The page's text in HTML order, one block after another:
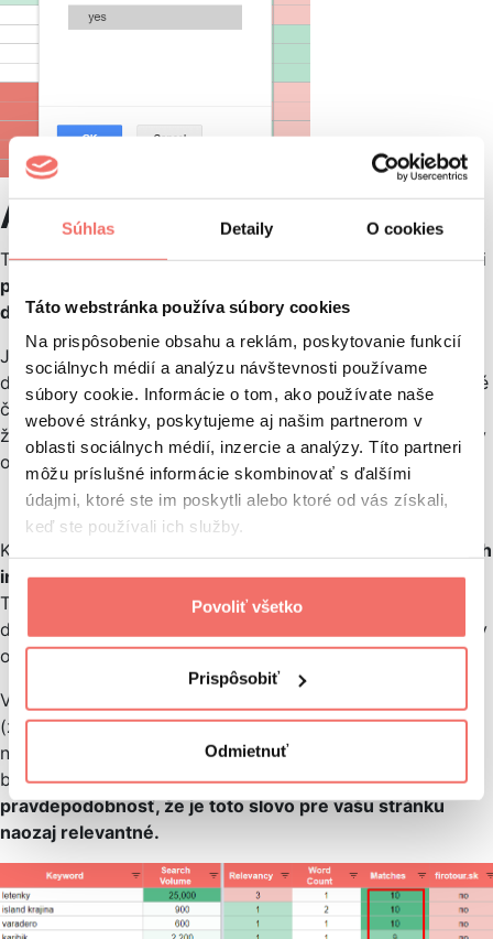
Súhlas Detaily O cookies
Táto webstránka používa súbory cookies
Na prispôsobenie obsahu a reklám, poskytovanie funkcií
sociálnych médií a analýzu návštevnosti používame
súbory cookie. Informácie o tom, ako používate naše
webové stránky, poskytujeme aj našim partnerom v
oblasti sociálnych médií, inzercie a analýzy. Títo partneri
môžu príslušné informácie skombinovať s ďalšími
údajmi, ktoré ste im poskytli alebo ktoré od vás získali,
keď ste používali ich služby.
Povoliť všetko
Prispôsobiť
Odmietnuť
Ako to celé využiť v praxi
Tak ako prianalýze kľúčových slov, aj teraz by ste sa mali
pozrieť na slová individuálne a posúdiť ich
dôležitosť/relevanciu pre vašu stránku.
Je mnoho spôsobov, ako si môžete slová rozdeliť
do kategórií, pre začiatok však môžete použiť jednoduché
číslovanie od 1 do 3 v stĺpci „Relevancy”, kde 1 znamená,
že slovo je pre vašu stránku vysoko relevantné a 3 presný
opak (na toto slovo nepotrebujete cieliť).
Ku kľúčovým slovám si môžete priradiť aj
keyword/search
intent, čiže zámer, s ktorým používateľ dané slovo hľadá.
Toto vám potom uľahčí filtrovanie vhodných slov
do blogu, produktových stránok, kategórií a ďalších typov
obsahu. Viac sa o tom dočítate aj vtomto návode.
V tabuľke vás bude ešte zaujímať položka „Match”
(zhoda). Ak sa 5 z vašich 15 konkurentov zobrazuje
na dané kľúčové slovo v Googli, číslo v stĺpci „Match”
bude 5.Čím viac matchov, tým je vyššia
pravdepodobnosť, že je toto slovo pre vašu stránku
naozaj relevantné.